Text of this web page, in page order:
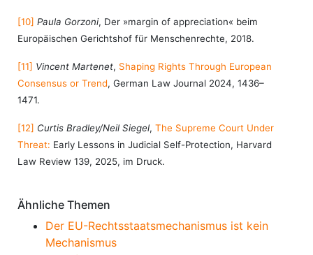
[10] Paula Gorzoni, Der »margin of appreciation« beim
Europäischen Gerichtshof für Menschenrechte, 2018.
[11] Vincent Martenet, Shaping Rights Through European
Consensus or Trend, German Law Journal 2024, 1436–
1471.
[12] Curtis Bradley/Neil Siegel, The Supreme Court Under
Threat: Early Lessons in Judicial Self-Protection, Harvard
Law Review 139, 2025, im Druck.
Ähnliche Themen
Der EU-Rechtsstaatsmechanismus ist kein
Mechanismus